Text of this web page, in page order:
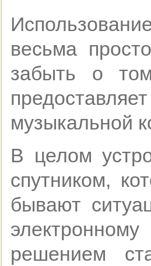
весьма
забыть о
музыкальной
В целом
спутником,
бывают
решением